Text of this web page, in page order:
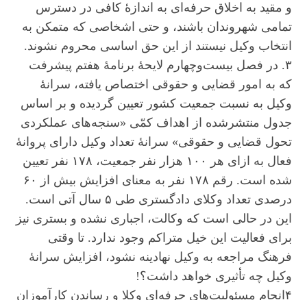
و مقید به اخلاق حرفه‌ای به اندازۀ کافی در دسترس
تمامی شهروندان باشند، و حتی اشخاصی که متمکن به
انتخاب وکیل نیستند از این حق اساسی محروم نشوند.
۳. در فصل بیست‌وچهارم لایحۀ برنامۀ هفتم پیشرفت
که به امور قضایی و حقوقی اختصاص یافته، سرانۀ
وکیل به نسبت جمعیت کشور تعیین گردیده و بر اساس
جدول منتشرشده از اهداف کمّی «سنجه‌های عملکردی
تحول قضایی و حقوقی» سرانۀ تعداد وکیل دارای پروانۀ
فعال به ازای هر ۱۰۰ هزار نفر جمعیت، ۱۷۸ نفر تعیین
شده است. رقم ۱۷۸ نفر به معنای افزایش بیش از ۶۰
درصدی تعداد وکلای دادگستری طی ۵ سال آتی است.
این در حالی است که وکالت، اجباری نشده و بستری نیز
برای فعالیت این خیل متراکم وجود ندارد. تا وقتی
فرهنگ مراجعه به وکیل نهادینه نشود، افزایش سرانۀ
وکیل چه تأثیری خواهد داشت؟!
۴انجام مسئولیت‌های حرفه‌ای وکلا و رساندن کارآموزان